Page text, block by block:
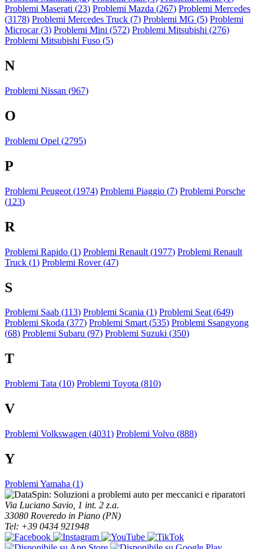
Problemi Maserati (23) Problemi Mazda (267) Problemi Mercedes
(3178) Problemi Mercedes Truck (7) Problemi MG (5) Problemi
Microcar (3) Problemi Mini (572) Problemi Mitsubishi (276)
Problemi Mitsubishi Fuso (5)
N
Problemi Nissan (967)
O
Problemi Opel (2795)
P
Problemi Peugeot (1974) Problemi Piaggio (7) Problemi Porsche
(123)
R
Problemi Rapido (1) Problemi Renault (1977) Problemi Renault
Truck (1) Problemi Rover (47)
S
Problemi Saab (113) Problemi Scania (1) Problemi Seat (649)
Problemi Skoda (377) Problemi Smart (535) Problemi Ssangyong
(68) Problemi Subaru (97) Problemi Suzuki (350)
T
Problemi Tata (10) Problemi Toyota (810)
V
Problemi Volkswagen (4031) Problemi Volvo (888)
Y
Problemi Yamaha (1)
Via Luciano Savio, 1 int. 2 z.a.
33080 Roveredo in Piano (PN)
Tel: +39 0434 921948